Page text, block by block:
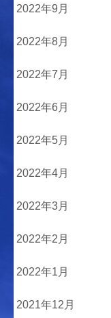
2022年9月
2022年8月
2022年7月
2022年6月
2022年5月
2022年4月
2022年3月
2022年2月
2022年1月
2021年12月